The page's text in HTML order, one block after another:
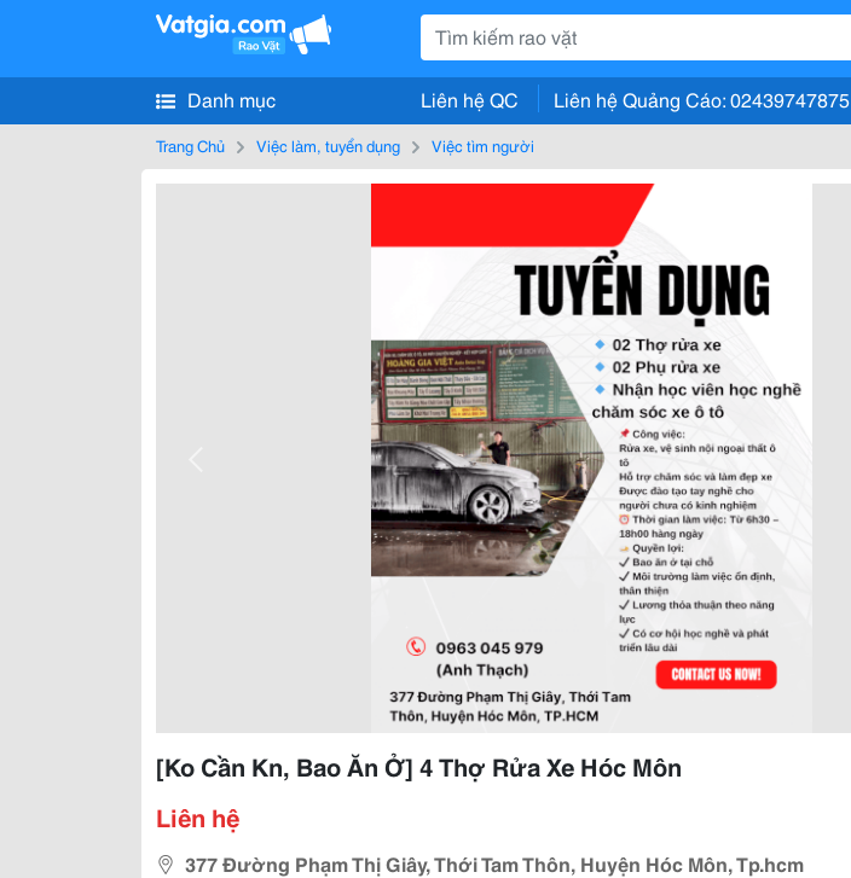
Danh mục Liên hệ QC Liên hệ Quảng Cáo: 02439747875
Trang Chủ Việc làm, tuyển dụng Việc tìm người
[Ko Cần Kn, Bao Ăn Ở] 4 Thợ Rửa Xe Hóc Môn
Liên hệ
377 Đường Phạm Thị Giây, Thới Tam Thôn, Huyện Hóc Môn, Tp.hcm